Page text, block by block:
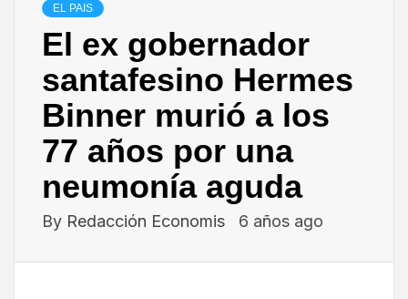
EL PAIS
El ex gobernador
santafesino Hermes
Binner murió a los
77 años por una
neumonía aguda
By Redacción Economis 6 años ago